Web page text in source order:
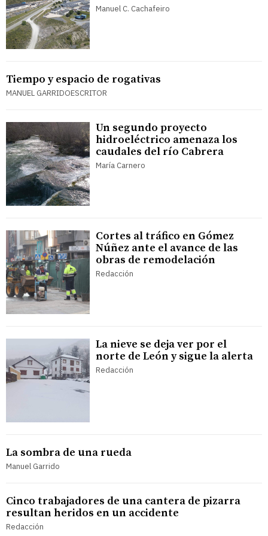
Manuel C. Cachafeiro
Tiempo y espacio de rogativas
MANUEL GARRIDOESCRITOR
Un segundo proyecto
hidroeléctrico amenaza los
caudales del río Cabrera
María Carnero
Cortes al tráfico en Gómez
Núñez ante el avance de las
obras de remodelación
Redacción
La nieve se deja ver por el
norte de León y sigue la alerta
Redacción
La sombra de una rueda
Manuel Garrido
Cinco trabajadores de una cantera de pizarra
resultan heridos en un accidente
Redacción